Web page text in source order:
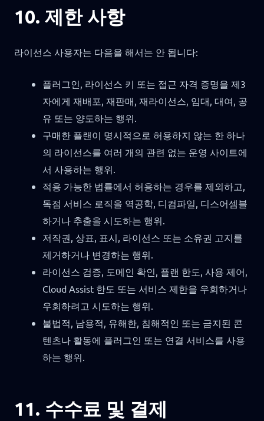
10. 제한 사항
라이선스 사용자는 다음을 해서는 안 됩니다:
플러그인, 라이선스 키 또는 접근 자격 증명을 제3
자에게 재배포, 재판매, 재라이선스, 임대, 대여, 공
유 또는 양도하는 행위.
구매한 플랜이 명시적으로 허용하지 않는 한 하나
의 라이선스를 여러 개의 관련 없는 운영 사이트에
서 사용하는 행위.
적용 가능한 법률에서 허용하는 경우를 제외하고,
독점 서비스 로직을 역공학, 디컴파일, 디스어셈블
하거나 추출을 시도하는 행위.
저작권, 상표, 표시, 라이선스 또는 소유권 고지를
제거하거나 변경하는 행위.
라이선스 검증, 도메인 확인, 플랜 한도, 사용 제어,
Cloud Assist 한도 또는 서비스 제한을 우회하거나
우회하려고 시도하는 행위.
불법적, 남용적, 유해한, 침해적인 또는 금지된 콘
텐츠나 활동에 플러그인 또는 연결 서비스를 사용
하는 행위.
11. 수수료 및 결제